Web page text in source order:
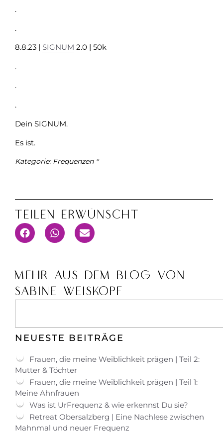
.
.
8.8.23 | SIGNUM 2.0 | 50k
.
.
.
Dein SIGNUM.
Es ist.
Kategorie: Frequenzen °
Teilen Erwünscht
MEHR AUS DEM BLOG VON
SABINE WEISKOPF
NEUESTE BEITRÄGE
Frauen, die meine Weiblichkeit prägen | Teil 2:
Mutter & Töchter
Frauen, die meine Weiblichkeit prägen | Teil 1:
Meine Ahnfrauen
Was ist UrFrequenz & wie erkennst Du sie?
Retreat Obersalzberg | Eine Nachlese zwischen
Mahnmal und neuer Frequenz